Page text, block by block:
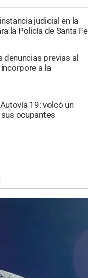
judicial en la
la Policía de Santa Fe
denuncias previas al
a la
19: volcó un
ocupantes